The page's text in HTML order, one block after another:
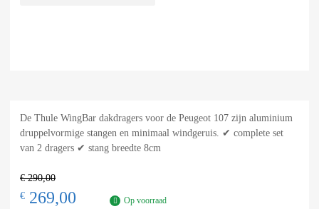
De Thule WingBar dakdragers voor de Peugeot 107 zijn aluminium
druppelvormige stangen en minimaal windgeruis. ✔ complete set
van 2 dragers ✔ stang breedte 8cm
€290,00
€ 269,00 Op voorraad